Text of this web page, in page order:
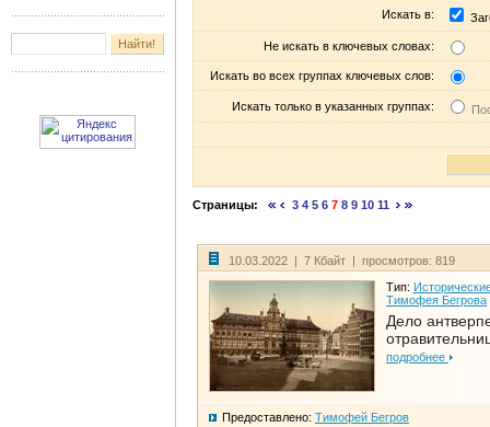
Искать в:
Не искать в ключевых словах:
Искать во всех группах ключевых слов:
Искать только в указанных группах:
Страницы: 3 4 5 6 7 8 9 10 11
10.03.2022 | 7 Кбайт | просмотров: 819
Тип:
Тимофея Бегрова
Дело
подробнее
Предоставлено: Тимофей Бегров